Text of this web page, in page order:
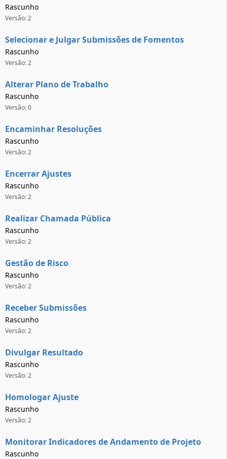
Rascunho
Versão: 2
Selecionar e Julgar Submissões de Fomentos
Rascunho
Versão: 2
Alterar Plano de Trabalho
Rascunho
Versão: 0
Encaminhar Resoluções
Rascunho
Versão: 2
Encerrar Ajustes
Rascunho
Versão: 2
Realizar Chamada Pública
Rascunho
Versão: 2
Gestão de Risco
Rascunho
Versão: 2
Receber Submissões
Rascunho
Versão: 2
Divulgar Resultado
Rascunho
Versão: 2
Homologar Ajuste
Rascunho
Versão: 2
Monitorar Indicadores de Andamento de Projeto
Rascunho